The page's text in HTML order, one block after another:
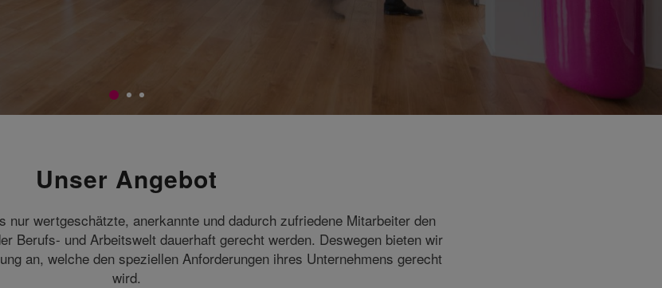
Unser Angebot
nur wertgeschätzte, anerkannte und dadurch zufriedene Mitarbeiter den
Berufs- und Arbeitswelt dauerhaft gerecht werden. Deswegen bieten wir
an, welche den speziellen Anforderungen ihres Unternehmens gerecht
wird.